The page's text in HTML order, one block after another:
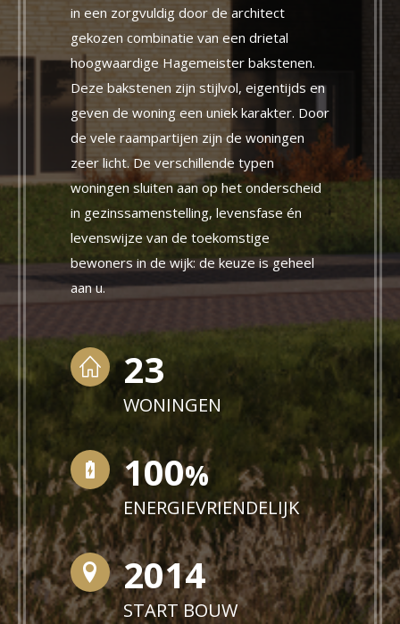
in een zorgvuldig door de architect
gekozen combinatie van een drietal
hoogwaardige Hagemeister bakstenen.
Deze bakstenen zijn stijlvol, eigentijds en
geven de woning een uniek karakter. Door
de vele raampartijen zijn de woningen
zeer licht. De verschillende typen
woningen sluiten aan op het onderscheid
in gezinssamenstelling, levensfase én
levenswijze van de toekomstige
bewoners in de wijk: de keuze is geheel
aan u.
23
WONINGEN
100%
ENERGIEVRIENDELIJK
2020
START BOUW